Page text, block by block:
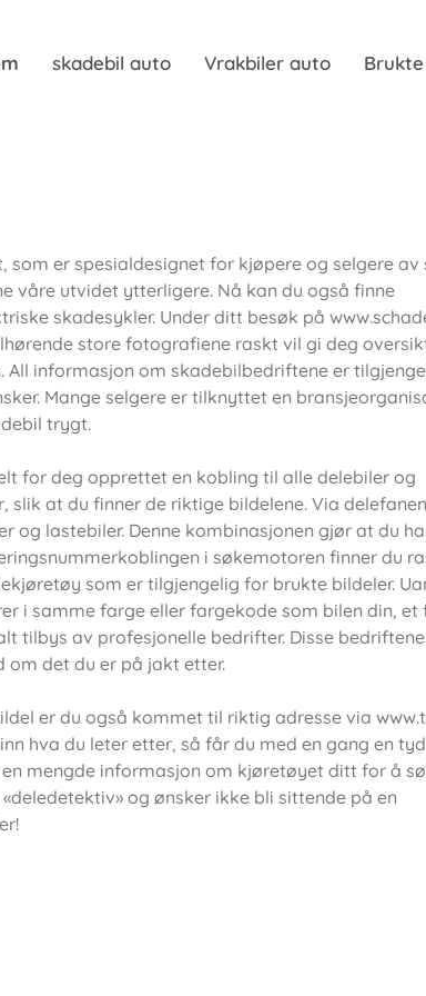
skadebil auto Vrakbiler auto
er spesialdesignet for kjøpere og selgere av
våre utvidet ytterligere. Nå kan du også finne
skadesykler. Under ditt besøk på
store fotografiene raskt vil gi deg
informasjon om skadebilbedriftene er
Mange selgere er tilknyttet en
trygt.
for deg opprettet en kobling til alle delebiler og
at du finner de riktige bildelene. Via
lastebiler. Denne kombinasjonen gjør at du
i søkemotoren finner du
som er tilgjengelig for brukte bildeler.
i samme farge eller fargekode som bilen din, et
tilbys av profesjonelle bedrifter. Disse
om det du er på jakt etter.
er du også kommet til riktig adresse via
hva du leter etter, så får du med en gang en
mengde informasjon om kjøretøyet ditt for å
og ønsker ikke bli sittende på en